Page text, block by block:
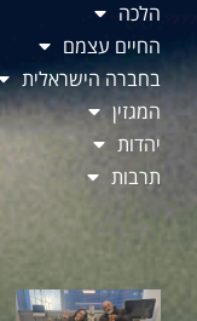
הלכה
החיים עצמם
בחברה הישראלית
המגזין
יהדות
תרבות